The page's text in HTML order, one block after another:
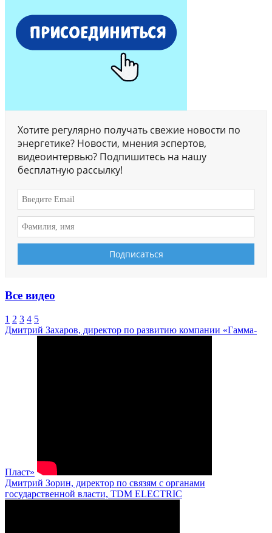
Хотите регулярно получать свежие новости по
энергетике? Новости, мнения эспертов,
видеоинтервью? Подпишитесь на нашу
бесплатную рассылку!
Все видео
1 2 3 4 5
Дмитрий Захаров, директор по развитию компании «Гамма-
Пласт»
Дмитрий Зорин, директор по связям с органами
государственной власти, TDM ELECTRIC